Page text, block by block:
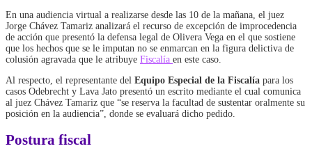
En una audiencia virtual a realizarse desde las 10 de la mañana, el juez
Jorge Chávez Tamariz analizará el recurso de excepción de improcedencia
de acción que presentó la defensa legal de Olivera Vega en el que sostiene
que los hechos que se le imputan no se enmarcan en la figura delictiva de
colusión agravada que le atribuye Fiscalía en este caso.
Al respecto, el representante del Equipo Especial de la Fiscalía para los
casos Odebrecht y Lava Jato presentó un escrito mediante el cual comunica
al juez Chávez Tamariz que “se reserva la facultad de sustentar oralmente su
posición en la audiencia”, donde se evaluará dicho pedido.
Postura fiscal